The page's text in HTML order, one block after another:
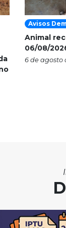
Avisos
Animal
06/08/
6 de agosto